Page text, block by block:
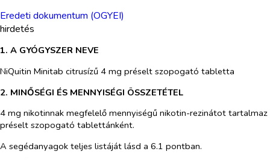
Eredeti dokumentum (OGYEI)
hirdetés
1. A GYÓGYSZER NEVE
NiQuitin Minitab citrusízű 4 mg préselt szopogató tabletta
2. MINŐSÉGI ÉS MENNYISÉGI ÖSSZETÉTEL
4 mg nikotinnak megfelelő mennyiségű nikotin-rezinátot tartalmaz
préselt szopogató tablettánként.
A segédanyagok teljes listáját lásd a 6.1 pontban.